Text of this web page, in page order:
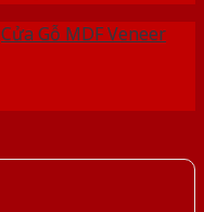
Cửa Gỗ MDF Veneer